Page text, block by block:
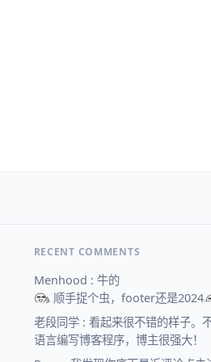
RECENT COMMENTS
Menhood : 牛的
顺手捉个虫，footer还是2024
老段同学 : 看起来很不错的样子。
语言编写博客程序，博主很强大！